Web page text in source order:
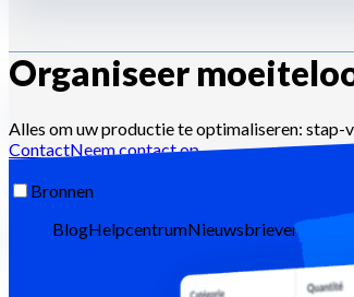
Voor wie?
Bronnen
BlogHelpcentrumNieuwsbrievenAPI-
Organiseer
Alles om uw productie te optimaliseren: stap-
ContactNeem contact op